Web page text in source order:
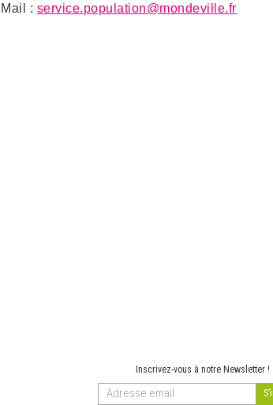
Mail : service.population@mondeville.fr
Inscrivez-vous à notre Newsletter !